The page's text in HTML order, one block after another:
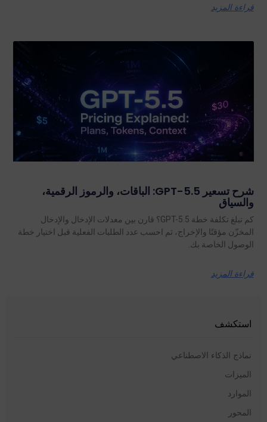
قراءة المزيد
شرح تسعير GPT-5.5: الباقات، والرموز الرقمية،
والسياق
كم تبلغ تكلفة خطة GPT-5.5؟ قارن بين معدلات الإدخال والإدخال
المخزّن مؤقتًا والإخراج، ثم احسب عدد الطلبات الفعلية قبل اختيار خطة
الوصول الخاصة بك.
قراءة المزيد
استكشف
نماذج الذكاء الاصطناعي
الميزات
الموارد
المحور